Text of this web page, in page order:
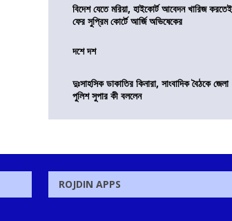
বিদেশ যেতে মরিয়া, হাইকোর্ট আবেদন খারিজ করতেই
ফের সুপ্রিম কোর্টে আর্জি অভিষেকের
দশে দশ
দুঃসাহসিক ডাকাতির কিনারা, সাংবাদিক বৈঠকে জেলা
পুলিশ সুপার কী বললেন
ROJDIN APPS